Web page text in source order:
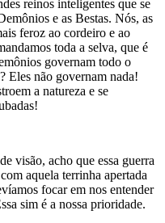
reinos inteligentes que se
e as Bestas. Nós, as
feroz ao cordeiro e ao
toda a selva, que é
governam todo o
Eles não governam nada!
a natureza e se
visão, acho que essa guerra
aquela terrinha apertada
focar em nos entender
sim é a nossa prioridade.